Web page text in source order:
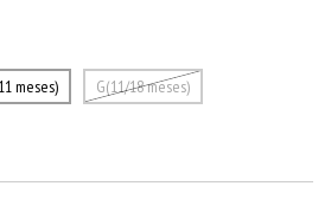
meses) G(11/18 meses)